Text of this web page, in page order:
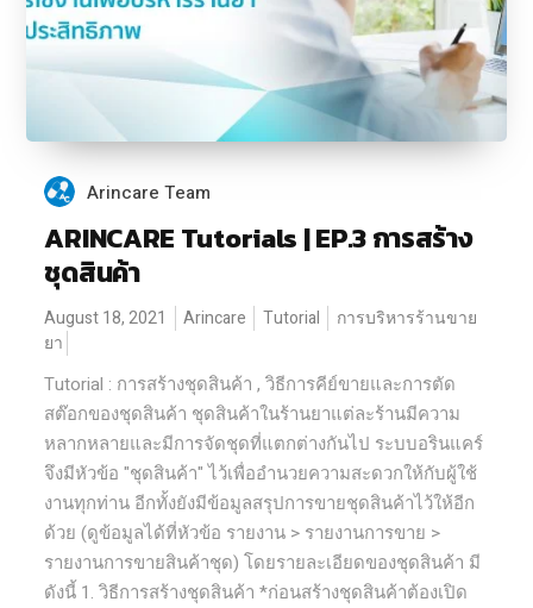
Arincare Team
ARINCARE Tutorials | EP.3 การสร้าง
ชุดสินค้า
August 18, 2021 Arincare Tutorial
การบริหารร้านขาย
ยา
Tutorial : การสร้างชุดสินค้า , วิธีการคีย์ขายและการตัด
สต๊อกของชุดสินค้า ชุดสินค้าในร้านยาแต่ละร้านมีความ
หลากหลายและมีการจัดชุดที่แตกต่างกันไป ระบบอรินแคร์
จึงมีหัวข้อ "ชุดสินค้า" ไว้เพื่ออำนวยความสะดวกให้กับผู้ใช้
งานทุกท่าน อีกทั้งยังมีข้อมูลสรุปการขายชุดสินค้าไว้ให้อีก
ด้วย (ดูข้อมูลได้ที่หัวข้อ รายงาน > รายงานการขาย >
รายงานการขายสินค้าชุด) โดยรายละเอียดของชุดสินค้า มี
ดังนี้ 1. วิธีการสร้างชุดสินค้า *ก่อนสร้างชุดสินค้าต้องเปิด